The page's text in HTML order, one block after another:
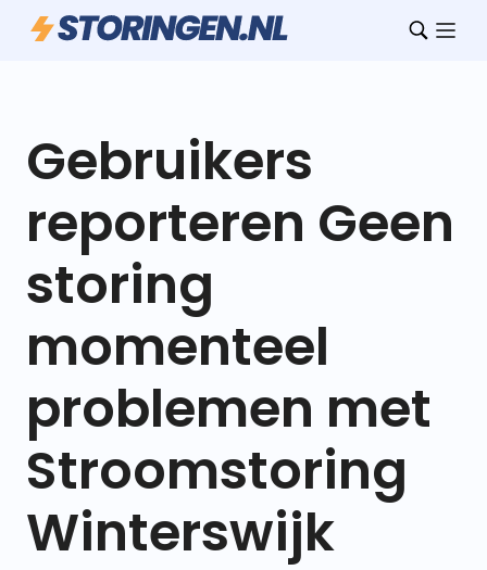
Gebruikers
reporteren Geen
storing
momenteel
problemen met
Stroomstoring
Winterswijk